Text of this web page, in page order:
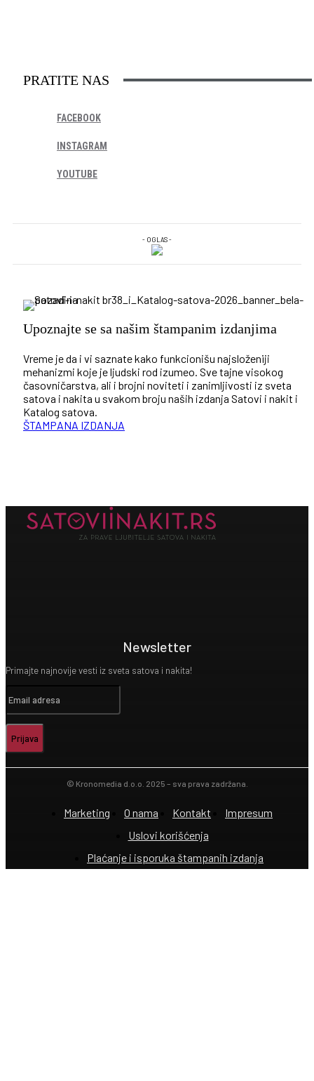
PRATITE NAS
FACEBOOK
INSTAGRAM
YOUTUBE
- OGLAS -
Upoznajte se sa našim štampanim izdanjima
Vreme je da i vi saznate kako funkcionišu najsloženiji
mehanizmi koje je ljudski rod izumeo. Sve tajne visokog
časovničarstva, ali i brojni noviteti i zanimljivosti iz sveta
satova i nakita u svakom broju naših izdanja Satovi i nakit i
Katalog satova.
ŠTAMPANA IZDANJA
Newsletter
Primajte najnovije vesti iz sveta satova i nakita!
Prijava
© Kronomedia d.o.o. 2025 – sva prava zadržana.
Marketing O nama Kontakt
Impresum
Uslovi korišćenja
Plaćanje i isporuka štampanih izdanja